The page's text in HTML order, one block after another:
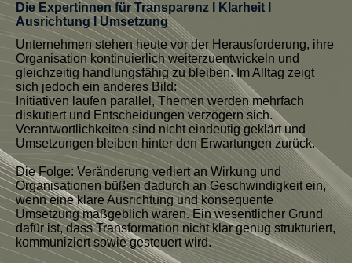
Die Expertinnen für Transparenz I Klarheit I
Ausrichtung I Umsetzung
Unternehmen stehen heute vor der Herausforderung, ihre
Organisation kontinuierlich weiterzuentwickeln und
gleichzeitig handlungsfähig zu bleiben. Im Alltag zeigt
sich jedoch ein anderes Bild:
Initiativen laufen parallel, Themen werden mehrfach
diskutiert und Entscheidungen verzögern sich.
Verantwortlichkeiten sind nicht eindeutig geklärt und
Umsetzungen bleiben hinter den Erwartungen zurück.
Die Folge: Veränderung verliert an Wirkung und
Organisationen büßen dadurch an Geschwindigkeit ein,
wenn eine klare Ausrichtung und konsequente
Umsetzung maßgeblich wären. Ein wesentlicher Grund
dafür ist, dass Transformation nicht klar genug strukturiert,
kommuniziert sowie gesteuert wird.